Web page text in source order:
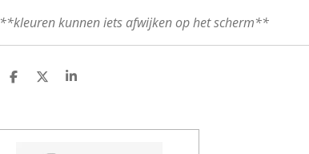
**kleuren kunnen iets afwijken op het scherm**
D
N
D
S
E